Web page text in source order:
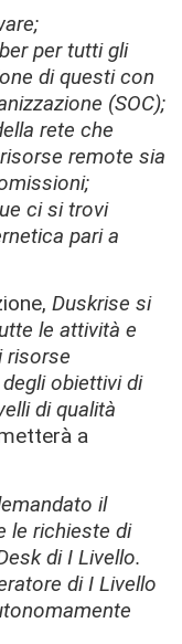
per tutti gli
di questi con
(SOC);
rete che
remote sia
ci si trovi
pari a
Duskrise si
le attività e
risorse
obiettivi di
di qualità
a
il
le richieste di
di I Livello.
di I Livello